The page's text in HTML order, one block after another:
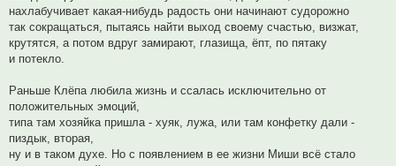
нахлабучивает какая-нибудь радость они начинают судорожно
так сокращаться, пытаясь найти выход своему счастью, визжат,
крутятся, а потом вдруг замирают, глазища, ёпт, по пятаку
и потекло.
Раньше Клёпа любила жизнь и ссалась исключительно от
положительных эмоций,
типа там хозяйка пришла - хуяк, лужа, или там конфетку дали -
пиздык, вторая,
ну и в таком духе. Но с появлением в ее жизни Миши всё стало